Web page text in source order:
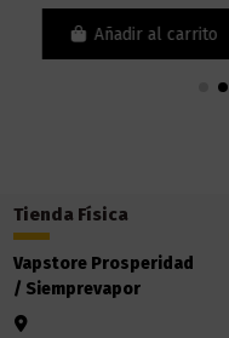
Añadir al carrito
Tienda Física
Vapstore Prosperidad
/ Siemprevapor